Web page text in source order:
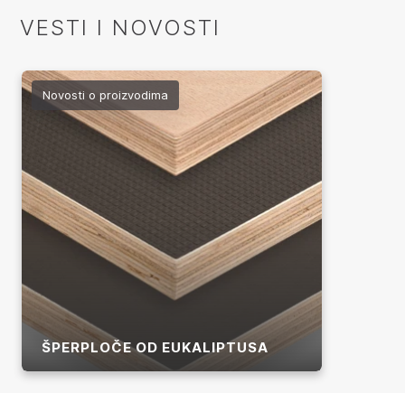
VESTI I NOVOSTI
Novosti o proizvodima
ŠPERPLOČE OD EUKALIPTUSA
Više